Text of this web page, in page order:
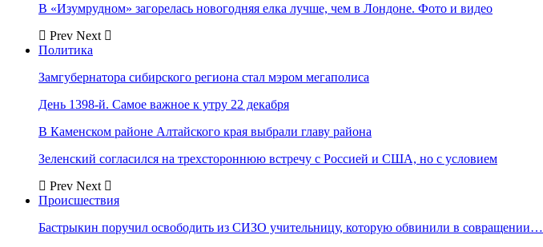
В «Изумрудном» загорелась новогодняя елка лучше, чем в Лондоне. Фото и видео
Prev Next
Политика
Замгубернатора сибирского региона стал мэром мегаполиса
День 1398-й. Самое важное к утру 22 декабря
В Каменском районе Алтайского края выбрали главу района
Зеленский согласился на трехстороннюю встречу с Россией и США, но с условием
Prev Next
Происшествия
Бастрыкин поручил освободить из СИЗО учительницу, которую обвинили в совращении…